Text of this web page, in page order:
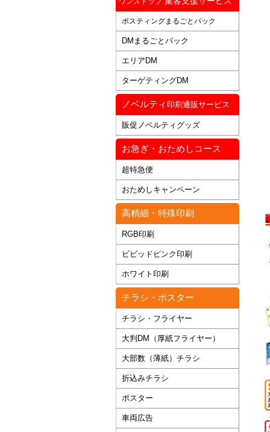
ポスティングまるごとパック
DMまるごとパック
エリアDM
ターゲティングDM
ノベルティ 印刷通販サービス
販促ノベルティグッズ
お急ぎ・おためしコース
超特急便
おためしキャンペーン
高精細・特殊印刷
RGB印刷
ビビッドピンク印刷
ホワイト印刷
チラシ・ポスター
チラシ・フライヤー
大判DM（厚紙フライヤー）
大部数（薄紙）チラシ
折込みチラシ
ポスター
車両広告